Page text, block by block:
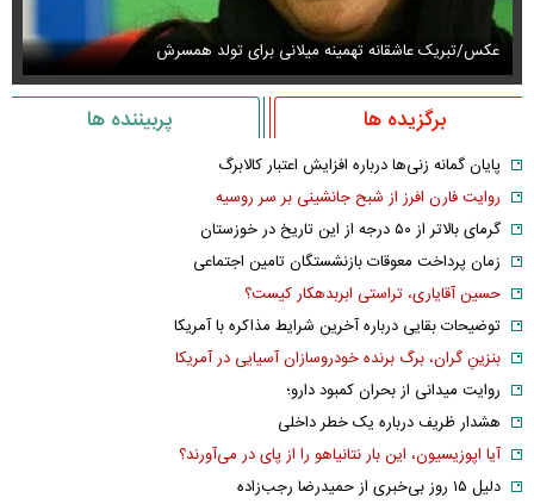
عکس/تبریک عاشقانه تهمینه میلانی برای تولد همسرش
برگزیده ها پربیننده ها
پایان گمانه زنی‌ها درباره افزایش اعتبار کالابرگ
روایت فارن افرز از شبح جانشینی بر سر روسیه
گرمای بالاتر از ۵۰ درجه از این تاریخ در خوزستان
زمان پرداخت معوقات بازنشستگان تامین اجتماعی
حسین آقایاری، تراستی ابربدهکار کیست؟
توضیحات بقایی درباره آخرین شرایط مذاکره با آمریکا
بنزینِ گران، برگ برنده خودروسازان آسیایی در آمریکا
روایت میدانی از بحران کمبود دارو؛
هشدار ظریف درباره یک خطر داخلی
آیا اپوزیسیون، این بار نتانیاهو را از پای در می‌آورند؟
دلیل ۱۵ روز بی‌خبری از حمیدرضا رجب‌زاده